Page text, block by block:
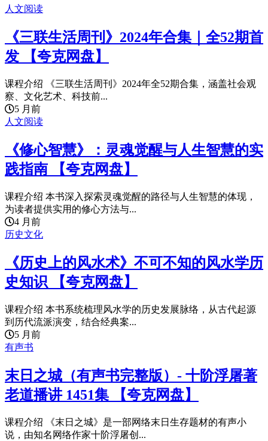
人文阅读
《三联生活周刊》2024年合集｜全52期首
发 【夸克网盘】
课程介绍 《三联生活周刊》2024年全52期合集，涵盖社会观
察、文化艺术、科技前...
5 月前
人文阅读
《修心智慧》：灵魂觉醒与人生智慧的实
践指南 【夸克网盘】
课程介绍 本书深入探索灵魂觉醒的路径与人生智慧的体现，
为读者提供实用的修心方法与...
4 月前
历史文化
《历史上的风水术》不可不知的风水学历
史知识 【夸克网盘】
课程介绍 本书系统梳理风水学的历史发展脉络，从古代起源
到历代流派演变，结合经典案...
5 月前
有声书
末日之城（有声书完整版）- 十阶浮屠著
老道播讲 1451集 【夸克网盘】
课程介绍 《末日之城》是一部网络末日生存题材的有声小
说，由知名网络作家十阶浮屠创...